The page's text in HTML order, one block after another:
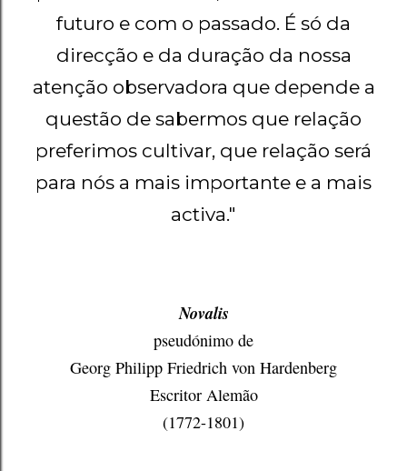
futuro e com o passado. É só da
direcção e da duração da nossa
atenção observadora que depende a
questão de sabermos que relação
preferimos cultivar, que relação será
para nós a mais importante e a mais
activa."
Novalis
pseudónimo de
Georg Philipp Friedrich von Hardenberg
Escritor Alemão
(1772-1801)